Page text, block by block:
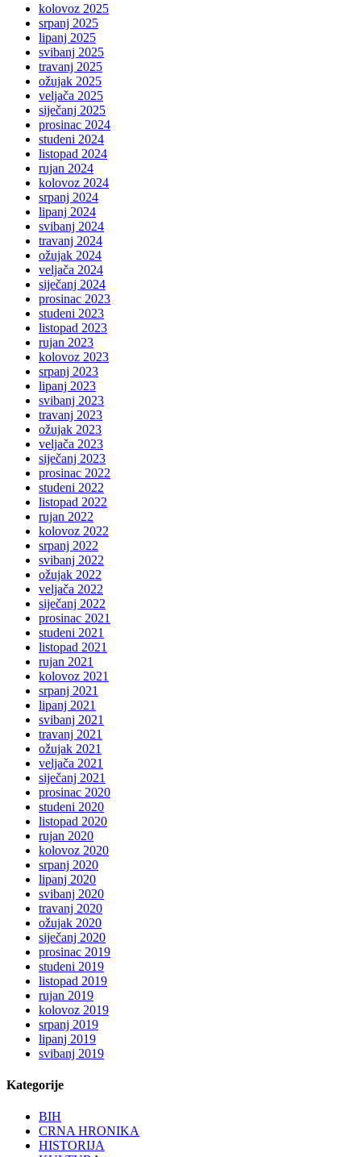
kolovoz 2025
srpanj 2025
lipanj 2025
svibanj 2025
travanj 2025
ožujak 2025
veljača 2025
siječanj 2025
prosinac 2024
studeni 2024
listopad 2024
rujan 2024
kolovoz 2024
srpanj 2024
lipanj 2024
svibanj 2024
travanj 2024
ožujak 2024
veljača 2024
siječanj 2024
prosinac 2023
studeni 2023
listopad 2023
rujan 2023
kolovoz 2023
srpanj 2023
lipanj 2023
svibanj 2023
travanj 2023
ožujak 2023
veljača 2023
siječanj 2023
prosinac 2022
studeni 2022
listopad 2022
rujan 2022
kolovoz 2022
srpanj 2022
svibanj 2022
ožujak 2022
veljača 2022
siječanj 2022
prosinac 2021
studeni 2021
listopad 2021
rujan 2021
kolovoz 2021
srpanj 2021
lipanj 2021
svibanj 2021
travanj 2021
ožujak 2021
veljača 2021
siječanj 2021
prosinac 2020
studeni 2020
listopad 2020
rujan 2020
kolovoz 2020
srpanj 2020
lipanj 2020
svibanj 2020
travanj 2020
ožujak 2020
siječanj 2020
prosinac 2019
studeni 2019
listopad 2019
rujan 2019
kolovoz 2019
srpanj 2019
lipanj 2019
svibanj 2019
Kategorije
BIH
CRNA HRONIKA
HISTORIJA